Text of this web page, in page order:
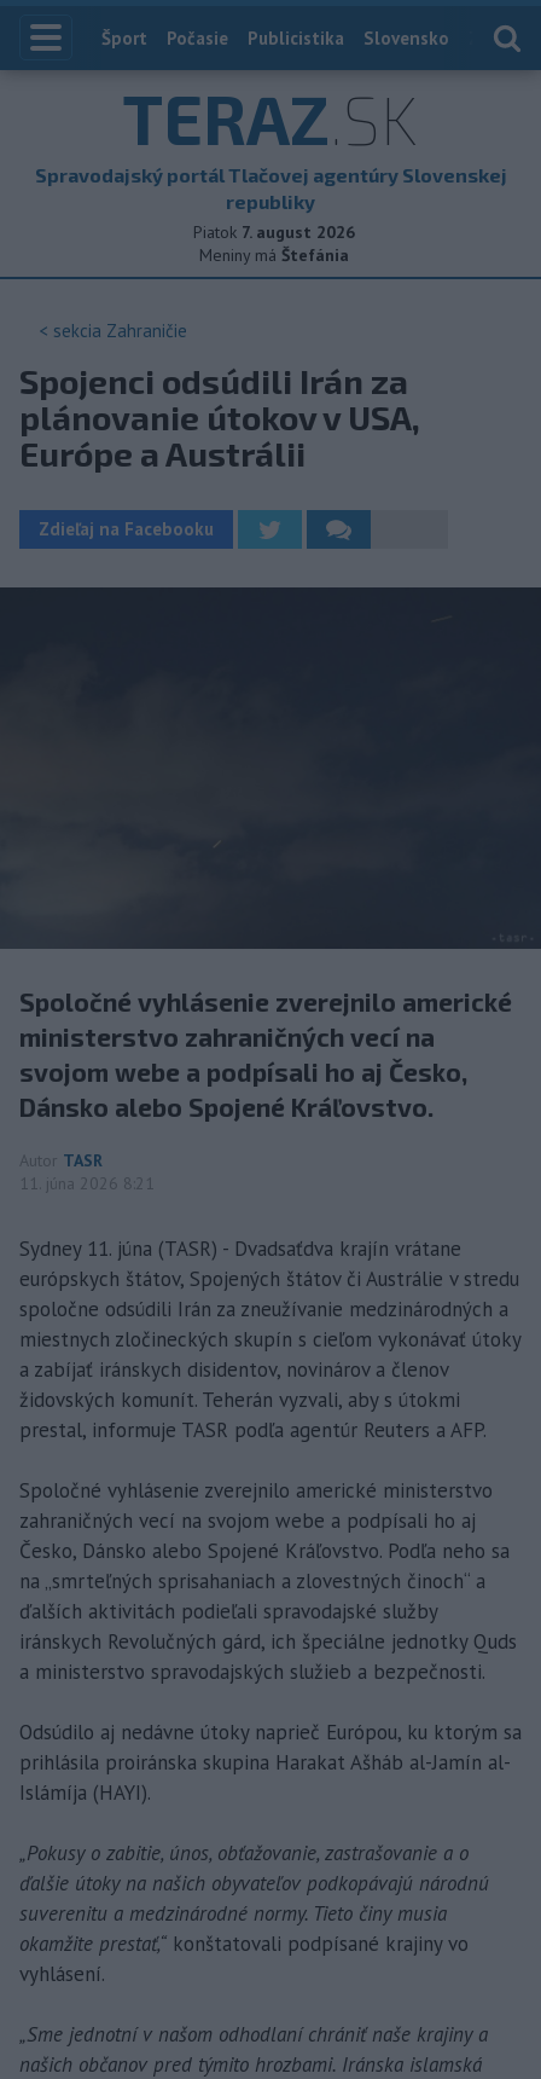
Index
Šport Počasie Publicistika Slovensko
TERAZ.SK
Spravodajský portál Tlačovej agentúry Slovenskej
republiky
Piatok 7. august 2026
Meniny má Štefánia
< sekcia Zahraničie
Spojenci odsúdili Irán za
plánovanie útokov v USA,
Európe a Austrálii
Zdieľaj na Facebooku
Spoločné vyhlásenie zverejnilo americké
ministerstvo zahraničných vecí na
svojom webe a podpísali ho aj Česko,
Dánsko alebo Spojené Kráľovstvo.
Autor TASR
11. júna 2026 8:21
Sydney 11. júna (TASR) - Dvadsaťdva krajín vrátane
európskych štátov, Spojených štátov či Austrálie v stredu
spoločne odsúdili Irán za zneužívanie medzinárodných a
miestnych zločineckých skupín s cieľom vykonávať útoky
a zabíjať iránskych disidentov, novinárov a členov
židovských komunít. Teherán vyzvali, aby s útokmi
prestal, informuje TASR podľa agentúr Reuters a AFP.
Spoločné vyhlásenie zverejnilo americké ministerstvo
zahraničných vecí na svojom webe a podpísali ho aj
Česko, Dánsko alebo Spojené Kráľovstvo. Podľa neho sa
na „smrteľných sprisahaniach a zlovestných činoch“ a
ďalších aktivitách podieľali spravodajské služby
iránskych Revolučných gárd, ich špeciálne jednotky Quds
a ministerstvo spravodajských služieb a bezpečnosti.
Odsúdilo aj nedávne útoky naprieč Európou, ku ktorým sa
prihlásila proiránska skupina Harakat Ašháb al-Jamín al-
Islámíja (HAYI).
„Pokusy o zabitie, únos, obťažovanie, zastrašovanie a o
ďalšie útoky na našich obyvateľov podkopávajú národnú
suverenitu a medzinárodné normy. Tieto činy musia
okamžite prestať,“ konštatovali podpísané krajiny vo
vyhlásení.
„Sme jednotní v našom odhodlaní chrániť naše krajiny a
našich občanov pred týmito hrozbami. Iránska islamská